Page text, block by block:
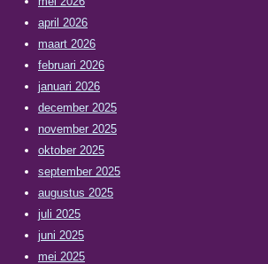
april 2026
maart 2026
februari 2026
januari 2026
december 2025
november 2025
oktober 2025
september 2025
augustus 2025
juli 2025
juni 2025
mei 2025